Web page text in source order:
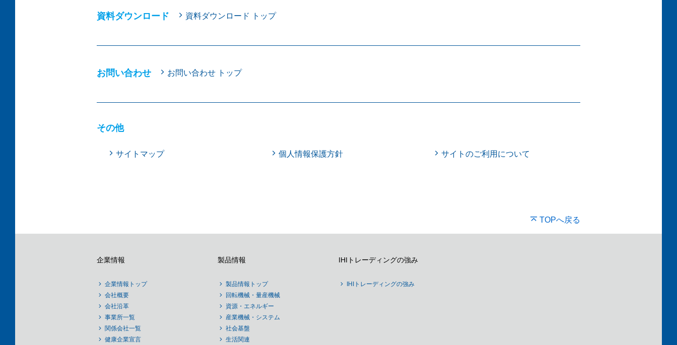
資料ダウンロード 資料ダウンロード トップ
お問い合わせ お問い合わせ トップ
その他
サイトマップ 個人情報保護方針 サイトのご利用について
TOPへ戻る
企業情報
企業情報トップ
会社概要
会社沿革
事業所一覧
関係会社一覧
健康企業宣言
製品情報
製品情報トップ
回転機械・量産機械
資源・エネルギー
産業機械・システム
社会基盤
生活関連
IHIトレーディングの強み
IHIトレーディングの強み